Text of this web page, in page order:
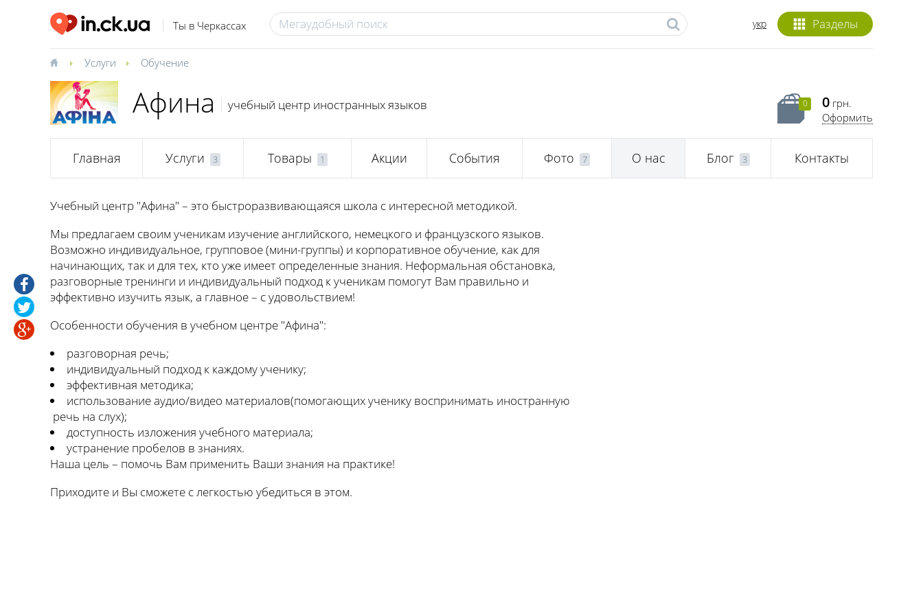
Ты в Черкассах Разделы
укр
Услуги Обучение
Афина учебный центр иностранных языков 0 0 грн.
Оформить
Главная Услуги 3 Товары 1 Акции События Фото 7 О нас Блог 3 Контакты
Учебный центр "Афина" – это быстроразвивающаяся школа с интересной методикой.
Мы предлагаем своим ученикам изучение английского, немецкого и французского языков.
Возможно индивидуальное, групповое (мини-группы) и корпоративное обучение, как для
начинающих, так и для тех, кто уже имеет определенные знания. Неформальная обстановка,
разговорные тренинги и индивидуальный подход к ученикам помогут Вам правильно и
эффективно изучить язык, а главное – с удовольствием!
Особенности обучения в учебном центре "Афина":
разговорная речь;
индивидуальный подход к каждому ученику;
эффективная методика;
использование аудио/видео материалов(помогающих ученику воспринимать иностранную
речь на слух);
доступность изложения учебного материала;
устранение пробелов в знаниях.
Наша цель – помочь Вам применить Ваши знания на практике!
Приходите и Вы сможете с легкостью убедиться в этом.